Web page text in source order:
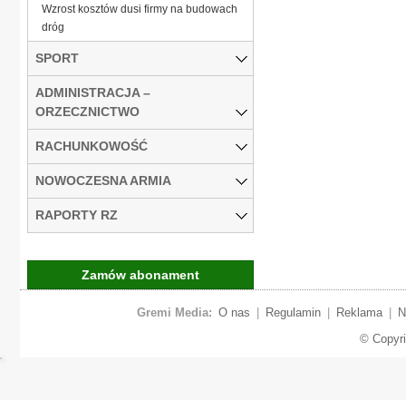
Wzrost kosztów dusi firmy na budowach
dróg
SPORT
ADMINISTRACJA –
ORZECZNICTWO
RACHUNKOWOŚĆ
NOWOCZESNA ARMIA
RAPORTY RZ
Zamów abonament
Gremi Media: O nas Regulamin Reklama
©